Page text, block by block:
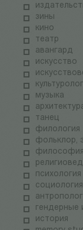
зины
кино
театр
авангард
искусство
музыка
танец
филология
фольклор,
философия
психология
гендерные
история